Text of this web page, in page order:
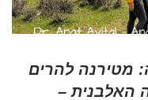
מטירנה להרים
האלבנית –